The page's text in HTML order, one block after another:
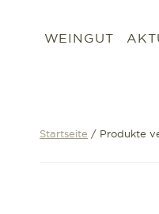
WEINGUT
Startseite / Produkte